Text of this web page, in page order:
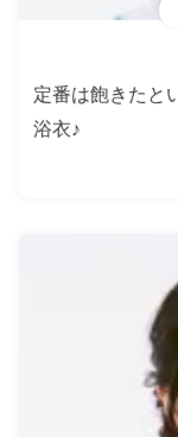
定番は飽きたと
浴衣♪